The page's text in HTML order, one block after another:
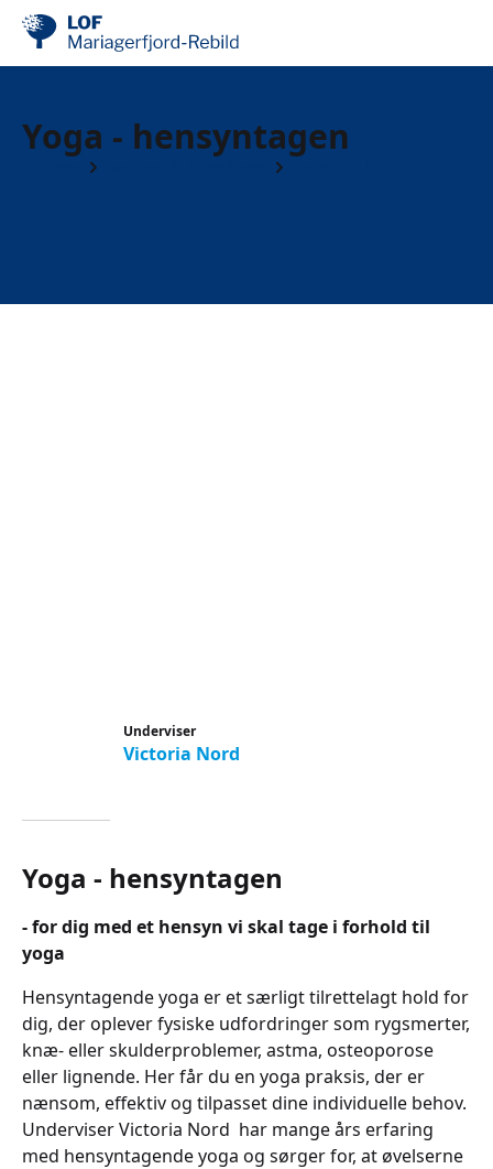
Yoga - hensyntagen
Underviser
Victoria Nord
Yoga - hensyntagen
- for dig med et hensyn vi skal tage i forhold til
yoga
Hensyntagende yoga er et særligt tilrettelagt hold for
dig, der oplever fysiske udfordringer som rygsmerter,
knæ- eller skulderproblemer, astma, osteoporose
eller lignende. Her får du en yoga praksis, der er
nænsom, effektiv og tilpasset dine individuelle behov.
Underviser Victoria Nord har mange års erfaring
med hensyntagende yoga og sørger for, at øvelserne